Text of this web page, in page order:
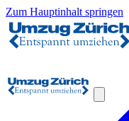
Zum Hauptinhalt springen